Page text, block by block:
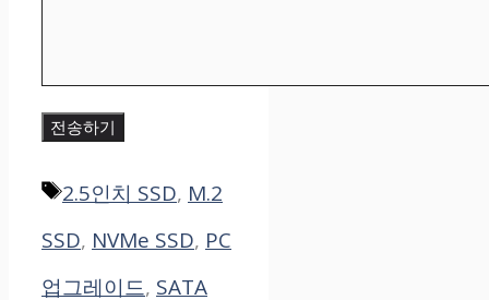
전송하기
태
그
2.5인치 SSD, M.2
SSD, NVMe SSD, PC
업그레이드, SATA